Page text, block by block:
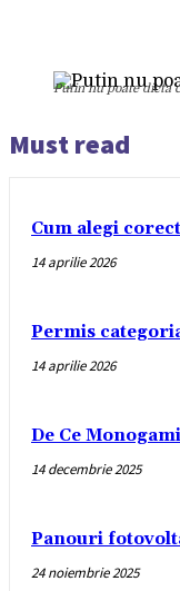
Putin nu poate dicta
Must read
Cum alegi
14 aprilie 2026
Permis
14 aprilie 2026
De Ce
14 decembrie 2025
Panouri
24 noiembrie 2025